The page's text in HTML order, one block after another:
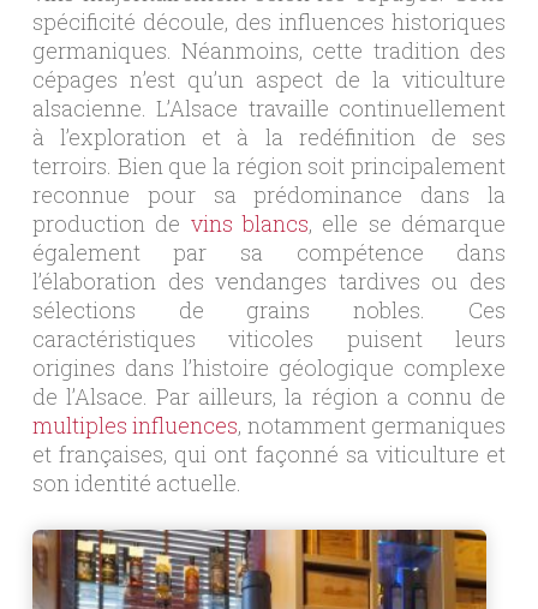
spécificité découle, des influences historiques
germaniques. Néanmoins, cette tradition des
cépages n’est qu’un aspect de la viticulture
alsacienne. L’Alsace travaille continuellement
à l’exploration et à la redéfinition de ses
terroirs. Bien que la région soit principalement
reconnue pour sa prédominance dans la
production de vins blancs, elle se démarque
également par sa compétence dans
l’élaboration des vendanges tardives ou des
sélections de grains nobles. Ces
caractéristiques viticoles puisent leurs
origines dans l’histoire géologique complexe
de l’Alsace. Par ailleurs, la région a connu de
multiples influences, notamment germaniques
et françaises, qui ont façonné sa viticulture et
son identité actuelle.